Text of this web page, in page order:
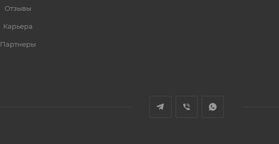
Отзывы
Карьера
Партнеры